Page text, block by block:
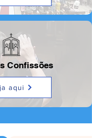
Confissões
aqui